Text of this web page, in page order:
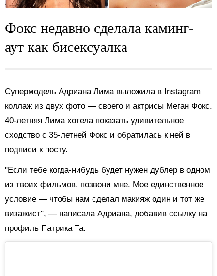
Фокс недавно сделала каминг-
аут как бисексуалка
Супермодель Адриана Лима выложила в Instagram
коллаж из двух фото — своего и актрисы Меган Фокс.
40-летняя Лима хотела показать удивительное
сходство с 35-летней Фокс и обратилась к ней в
подписи к посту.
"Если тебе когда-нибудь будет нужен дублер в одном
из твоих фильмов, позвони мне. Мое единственное
условие — чтобы нам сделал макияж один и тот же
визажист", — написала Адриана, добавив ссылку на
профиль Патрика Та.